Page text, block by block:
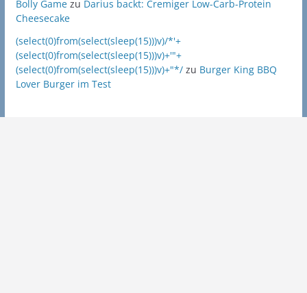
Bolly Gamezu Darius backt: Cremiger Low-Carb-Protein
Cheesecake
(select(0)from(select(sleep(15)))v)/*'+
(select(0)from(select(sleep(15)))v)+'"+
(select(0)from(select(sleep(15)))v)+"*/zu Burger King BBQ
Lover Burger im Test